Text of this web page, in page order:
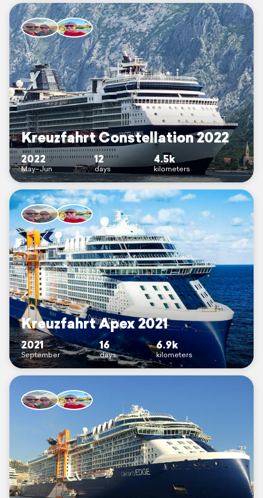
Kreuzfahrt Constellation 2022
2022
May–Jun
12
days
4.5k
kilometers
Kreuzfahrt Apex 2021
2021
September
16
days
6.9k
kilometers